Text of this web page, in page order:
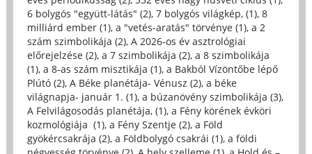
6 bolygós "együtt-látás" (2), 7 bolygós világkép, (1), 8
milliárd ember (1), a "vetés-aratás" törvénye (1), a 2
szám szimbolikája (2), A 2026-os év asztrológiai
előrejelzése (2), a 7 szimbolikája (2), a 8 szimbolikája
(1), a 8-as szám misztikája (1), a Bakból Vízöntőbe lépő
Plútó (2), A Béke planétája- Vénusz (2), a béke
világnapja- január 1. (1), a búzanövény szimbolikája (3),
A Felvilágosodás planétája, (1), a Fény körének évköri
kozmológiája (1), a Fény Szentje (2), a Föld
gyökércsakrája (2), a Földbolygó csakrái (1), a földi